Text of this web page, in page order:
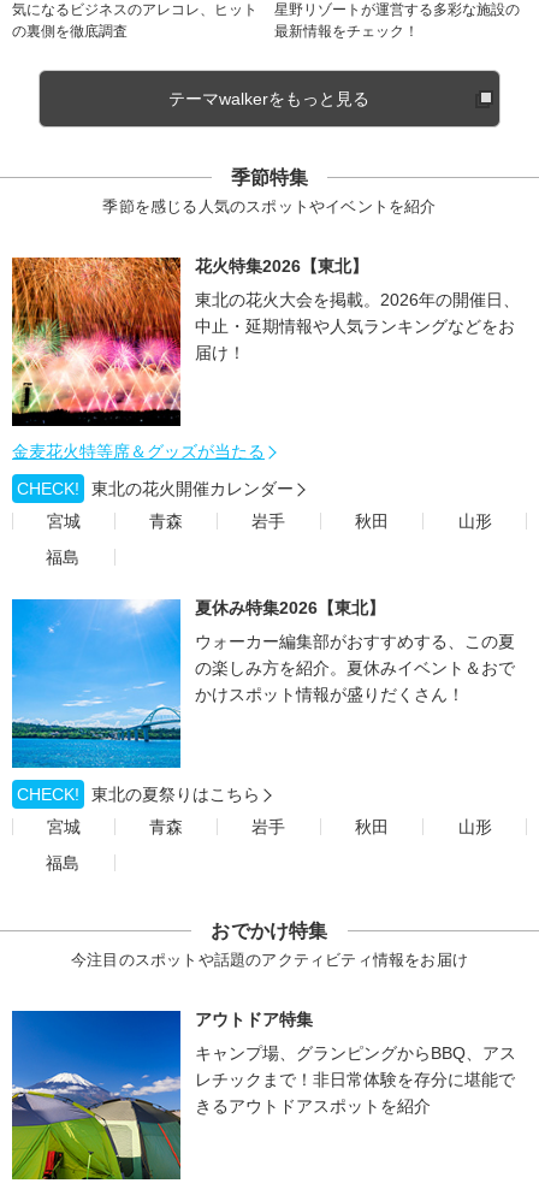
気になるビジネスのアレコレ、ヒット
の裏側を徹底調査
星野リゾートが運営する多彩な施設の
最新情報をチェック！
テーマwalkerをもっと見る
季節特集
季節を感じる人気のスポットやイベントを紹介
花火特集2026【東北】
東北の花火大会を掲載。2026年の開催日、
中止・延期情報や人気ランキングなどをお
届け！
金麦花火特等席＆グッズが当たる
CHECK!
東北の花火開催カレンダー
宮城
青森 岩手 秋田
山形
福島
夏休み特集2026【東北】
ウォーカー編集部がおすすめする、この夏
の楽しみ方を紹介。夏休みイベント＆おで
かけスポット情報が盛りだくさん！
CHECK!
東北の夏祭りはこちら
宮城
青森 岩手 秋田
山形
福島
おでかけ特集
今注目のスポットや話題のアクティビティ情報をお届け
アウトドア特集
キャンプ場、グランピングからBBQ、アス
レチックまで！非日常体験を存分に堪能で
きるアウトドアスポットを紹介